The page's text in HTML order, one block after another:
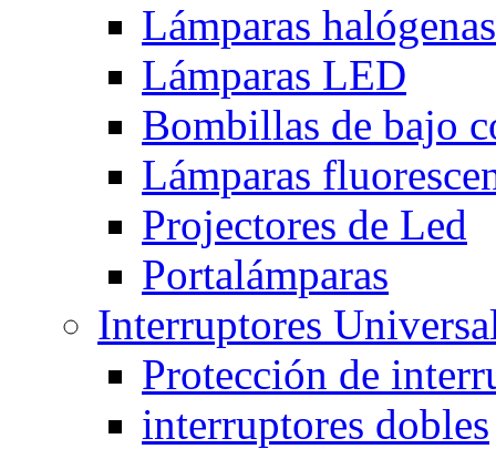
Lámparas halógenas
Lámparas LED
Bombillas de bajo
Lámparas
Projectores de Led
Portalámparas
Interruptores
Protección de
interruptores dobles